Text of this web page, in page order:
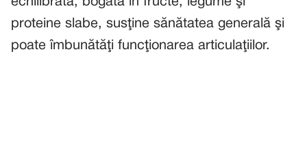
proteine slabe, susţine sănătatea generală şi
poate îmbunătăţi funcţionarea articulaţiilor.